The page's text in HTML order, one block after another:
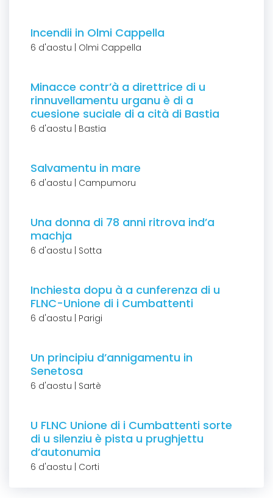
Incendii in Olmi Cappella
6 d'aostu | Olmi Cappella
Minacce contr’à a direttrice di u
rinnuvellamentu urganu è di a
cuesione suciale di a cità di Bastia
6 d'aostu | Bastia
Salvamentu in mare
6 d'aostu | Campumoru
Una donna di 78 anni ritrova ind’a
machja
6 d'aostu | Sotta
Inchiesta dopu à a cunferenza di u
FLNC-Unione di i Cumbattenti
6 d'aostu | Parigi
Un principiu d’annigamentu in
Senetosa
6 d'aostu | Sartè
U FLNC Unione di i Cumbattenti sorte
di u silenziu è pista u prughjettu
d’autonumia
6 d'aostu | Corti